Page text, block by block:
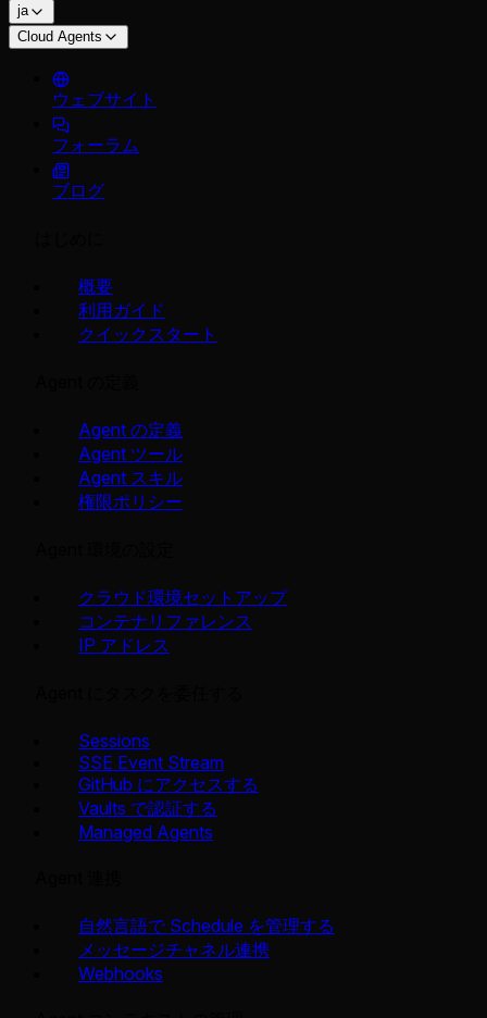
ja
Cloud Agents
ウェブサイト
フォーラム
ブログ
概要
利用ガイド
クイックスタート
Agent の定義
Agent ツール
Agent スキル
権限ポリシー
クラウド環境セットアップ
コンテナリファレンス
IP アドレス
Sessions
SSE Event Stream
GitHub にアクセスする
Vaults で認証する
Managed Agents
自然言語で Schedule を管理する
メッセージチャネル連携
Webhooks